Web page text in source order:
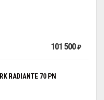
101 500₽
RADIANTE 70 PN